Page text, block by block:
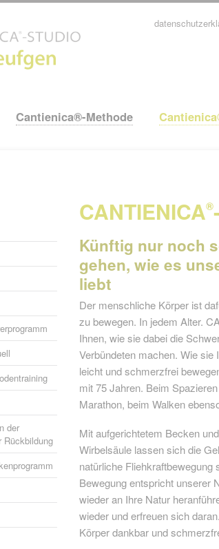
Navigation
Cantienica®-Methode
überspringen
CANTIENICA®
Künftig nur noch
gehen, wie es
liebt
Der menschliche Körper ist
zu bewegen. In jedem Alter.
Ihnen, wie sie dabei die
Verbündeten machen. Wie sie
leicht und schmerzfrei
mit 75 Jahren. Beim
Marathon, beim Walken
Mit aufgerichtetem Becken
Wirbelsäule lassen sich die
natürliche Fliehkraftbewegung
Bewegung entspricht unserer
wieder an Ihre Natur
wieder und erfreuen sich
Körper dankbar und
der
Rückbildung